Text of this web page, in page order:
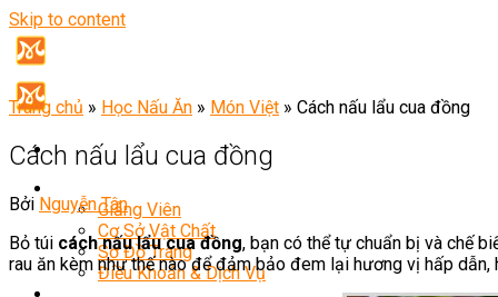
Skip to content
Giảng Viên
Cơ Sở Vật Chất
Sơ Đồ Trang
Điều Khoản & Dịch Vụ
Trang chủ » Học Nấu Ăn » Món Việt » Cách nấu lẩu cua đồng
Cách nấu lẩu cua đồng
Bởi Nguyễn Tân
Bỏ túi cách nấu lẩu cua đồng, bạn có thể tự chuẩn bị và chế
rau ăn kèm như thế nào để đảm bảo đem lại hương vị hấp dẫn,